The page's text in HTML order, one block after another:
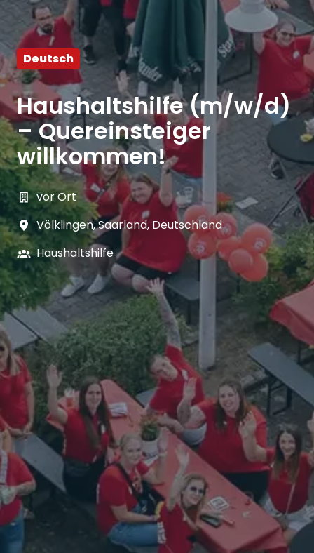
Deutsch
Haushaltshilfe (m/w/d)
– Quereinsteiger
willkommen!
vor Ort
Völklingen,Saarland, Deutschland
Haushaltshilfe